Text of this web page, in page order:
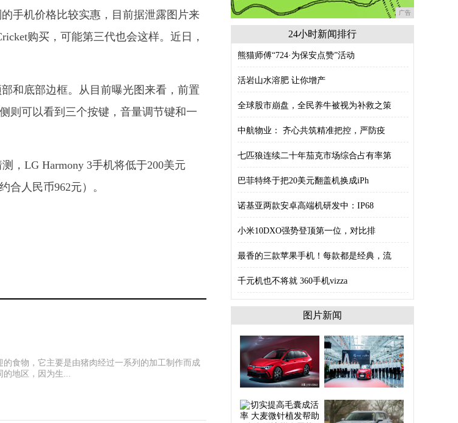
手机价格比较实惠，目前据泄露图片来
购买，可能第三代也会这样。近日，
和底部边框。从目前曝光图来看，前置
则可以看到三个按键，音量调节键和一
，LG Harmony 3手机将低于200美元
合人民币962元）。
食物，它主要是由猪肉经过一系列的加工制作而成
的地区，因为生...
广告
24小时新闻排行
熊猫师傅“724·为保安点赞”活动
活岩山水溶肥 让你增产
全球股市崩盘，全民养牛被视为补救之策
中航物业： 齐心共筑精准把控，严防疫
七匹狼连续二十年茄克市场综合占有率第
巴菲特终于把20美元翻盖机换成iPh
诺基亚两款安卓高端机研发中：IP68
小米10DXO强势登顶第一位，对比排
最香的三款苹果手机！每款都是经典，流
千元机也不将就 360手机vizza
图片新闻